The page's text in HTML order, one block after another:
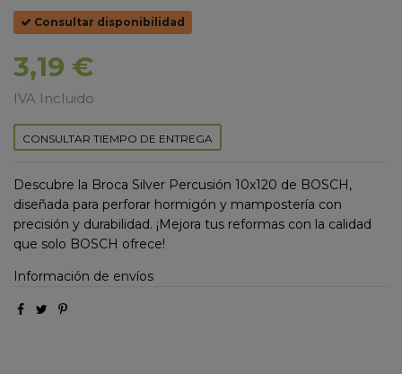
Consultar disponibilidad
3,19 €
IVA Incluido
CONSULTAR TIEMPO DE ENTREGA
Descubre la Broca Silver Percusión 10x120 de BOSCH,
diseñada para perforar hormigón y mampostería con
precisión y durabilidad. ¡Mejora tus reformas con la calidad
que solo BOSCH ofrece!
Información de envíos